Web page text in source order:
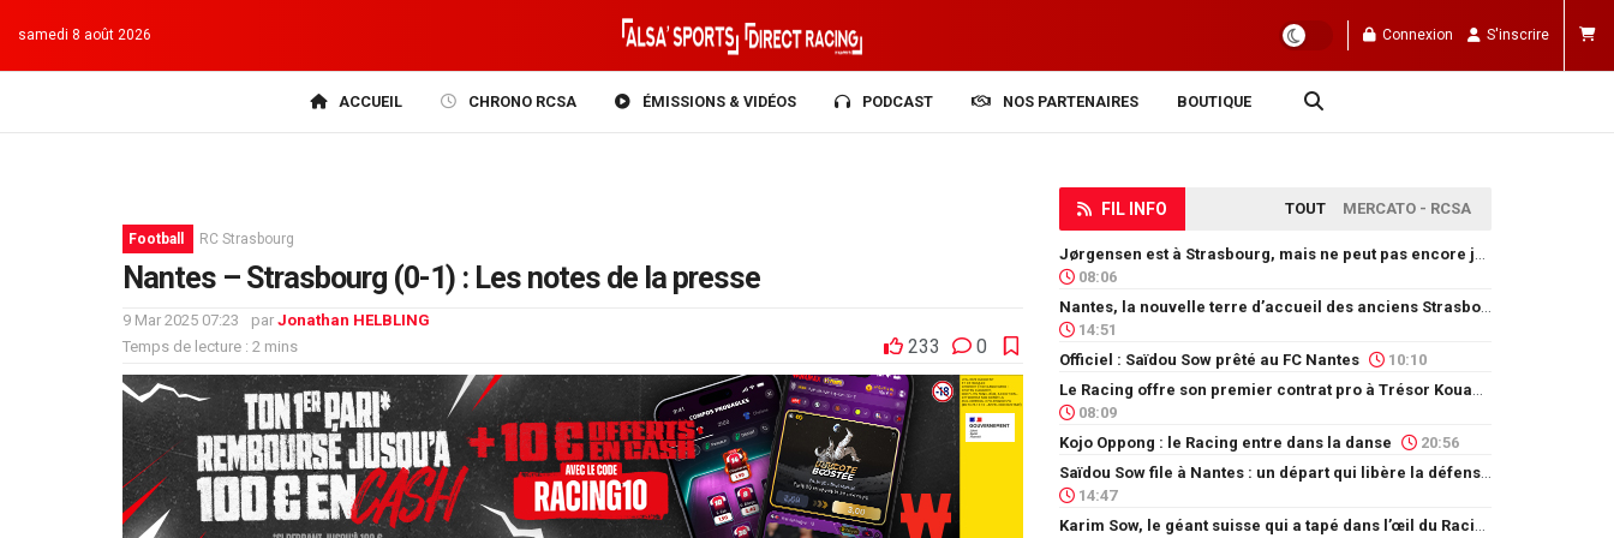
samedi 8 août 2026 Connexion S'inscrire
ACCUEIL CHRONO RCSA ÉMISSIONS & VIDÉOS PODCAST NOS PARTENAIRES BOUTIQUE
Football RC Strasbourg
Nantes – Strasbourg (0-1) : Les notes de la presse
9 Mar 2025 07:23 par Jonathan HELBLING
Temps de lecture : 2 mins
233 0
FIL INFO TOUT MERCATO - RCSA
08:06
14:51
Officiel : Saïdou Sow prêté au FC Nantes
10:10
08:09
Kojo Oppong : le Racing entre dans la danse
20:56
14:47